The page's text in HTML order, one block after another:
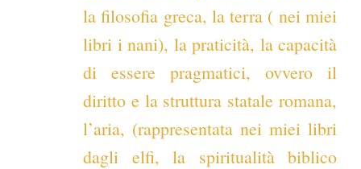
la filosofia greca, la terra ( nei miei
libri i nani), la praticità, la capacità
di essere pragmatici, ovvero il
diritto e la struttura statale romana,
l’aria, (rappresentata nei miei libri
dagli elfi, la spiritualità biblico